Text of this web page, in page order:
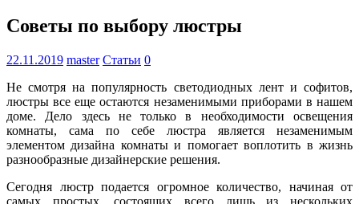
Советы по выбору люстры
22.11.2019 master Статьи 0
Не смотря на популярность светодиодных лент и софитов,
люстры все еще остаются незаменимыми приборами в нашем
доме. Дело здесь не только в необходимости освещения
комнаты, сама по себе люстра является незаменимым
элементом дизайна комнаты и помогает воплотить в жизнь
разнообразные дизайнерские решения.
Сегодня люстр подается огромное количество, начиная от